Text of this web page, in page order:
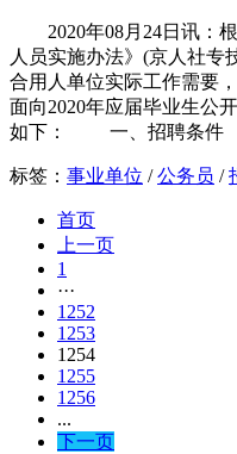
2020年08月24日讯：根
人员实施办法》(京人社专
合用人单位实际工作需要
面向2020年应届毕业生公
如下： 一、招聘条件
标签： 事业单位 /公务员 /
首页
上一页
1
···
1252
1253
1254
1255
1256
...
下一页